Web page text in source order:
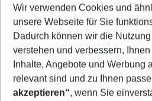
2 Erwachsene Keine Kinder
Mehr Filter
Wir verwenden Cookies und
unsere Webseite für Sie
Dadurch können wir die
verstehen und verbessern,
Inhalte, Angebote und Werbung
relevant sind und zu Ihnen
akzeptieren“, wenn Sie